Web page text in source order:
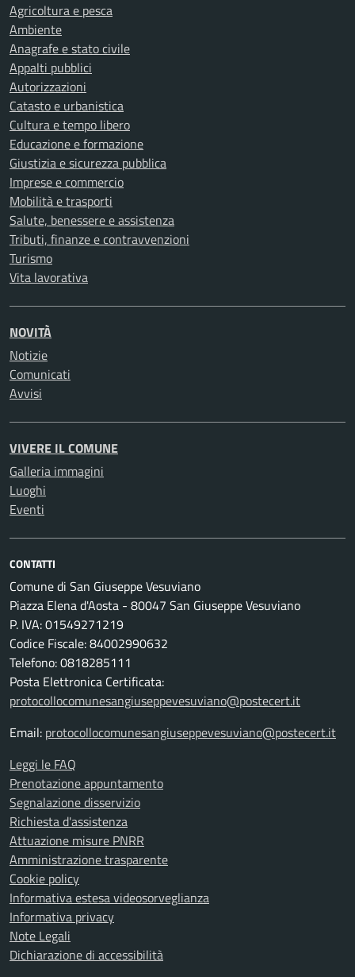
Agricoltura e pesca
Ambiente
Anagrafe e stato civile
Appalti pubblici
Autorizzazioni
Catasto e urbanistica
Cultura e tempo libero
Educazione e formazione
Giustizia e sicurezza pubblica
Imprese e commercio
Mobilità e trasporti
Salute, benessere e assistenza
Tributi, finanze e contravvenzioni
Turismo
Vita lavorativa
NOVITÀ
Notizie
Comunicati
Avvisi
VIVERE IL COMUNE
Galleria immagini
Luoghi
Eventi
CONTATTI
Comune di San Giuseppe Vesuviano
Piazza Elena d'Aosta - 80047 San Giuseppe Vesuviano
P. IVA: 01549271219
Codice Fiscale: 84002990632
Telefono: 0818285111
Posta Elettronica Certificata:
protocollocomunesangiuseppevesuviano@postecert.it
Email: protocollocomunesangiuseppevesuviano@postecert.it
Leggi le FAQ
Prenotazione appuntamento
Segnalazione disservizio
Richiesta d'assistenza
Attuazione misure PNRR
Amministrazione trasparente
Cookie policy
Informativa estesa videosorveglianza
Informativa privacy
Note Legali
Dichiarazione di accessibilità